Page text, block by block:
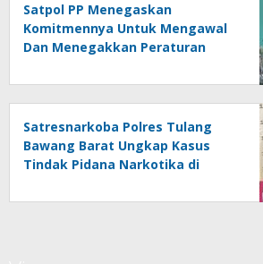
Satpol PP Menegaskan
Komitmennya Untuk Mengawal
Dan Menegakkan Peraturan
Satresnarkoba Polres Tulang
Bawang Barat Ungkap Kasus
Tindak Pidana Narkotika di